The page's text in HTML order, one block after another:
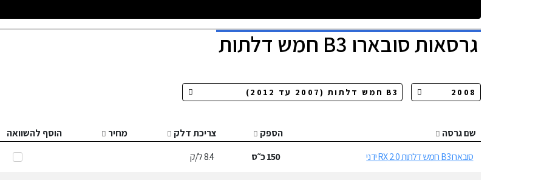
גרסאותסובארו B3 חמש דלתות
שם גרסה הספק צריכת דלק מחיר
הוסף להשוואה
סובארו B3 חמש דלתות 2.0 RX ידני
150כ״ס 8.4ל/ק